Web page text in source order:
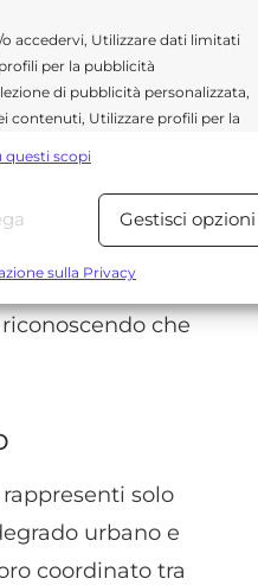
accedervi, Utilizzare dati limitati
per la pubblicità
di pubblicità personalizzata,
contenuti, Utilizzare profili per la
contenuti.
Sempre
altre fonti di dati,
comunicare le
questi scopi
Gestisci opzioni
sulla Privacy
nelle
in una
l’esattezza in
volte…”.
una misura
che
solo
urbano e
coordinato tra